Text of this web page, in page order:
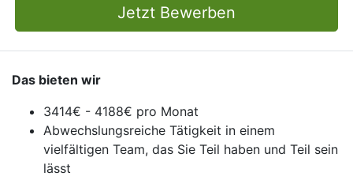
Jetzt Bewerben
Das bieten wir
3414€ - 4188€ pro Monat
Abwechslungsreiche Tätigkeit in einem
vielfältigen Team, das Sie Teil haben und Teil sein
lässt